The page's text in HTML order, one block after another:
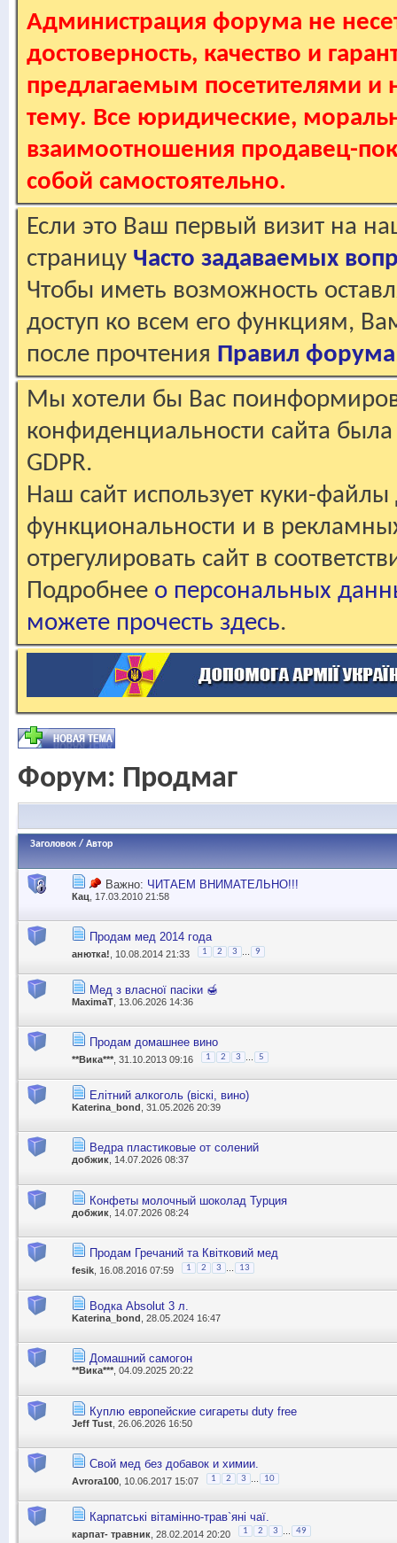
Администрация форума не
достоверность, качество и
предлагаемым посетителями и
тему. Все юридические,
взаимоотношения продавец-
собой самостоятельно.
Если это Ваш первый визит на
страницу Часто задаваемых
Чтобы иметь возможность
доступ ко всем его функциям,
после прочтения Правил форума
Мы хотели бы Вас
конфиденциальности сайта
GDPR.
Наш сайт использует куки-файлы
функциональности и в
отрегулировать сайт в
Подробнее о персональных
можете прочесть здесь.
Форум: Продмаг
Заголовок / Автор
Важно: ЧИТАЕМ ВНИМАТЕЛЬНО!!!
Кац , 17.03.2010 21:58
Продам мед 2014 года
анютка! , 10.08.2014 21:33 1 2 3 9
Мед з власної пасіки 🍯
MaximaT , 13.06.2026 14:36
Продам домашнее вино
**Вика*** , 31.10.2013 09:16 1 2 3 5
Елітний алкоголь (віскі, вино)
Katerina_bond , 31.05.2026 20:39
Ведра пластиковые от солений
добжик , 14.07.2026 08:37
Конфеты молочный шоколад Турция
добжик , 14.07.2026 08:24
Продам Гречаний та Квітковий мед
fesik , 16.08.2016 07:59 1 2 3 13
Водка Absolut 3 л.
Katerina_bond , 28.05.2024 16:47
Домашний самогон
**Вика*** , 04.09.2025 20:22
Куплю европейские сигареты duty free
Jeff Tust , 26.06.2026 16:50
Свой мед без добавок и химии.
Avrora100 , 10.06.2017 15:07 1 2 3 10
Карпатські вітамінно-трав`яні чаї.
карпат- травник , 28.02.2014 20:20 1 2 3 49